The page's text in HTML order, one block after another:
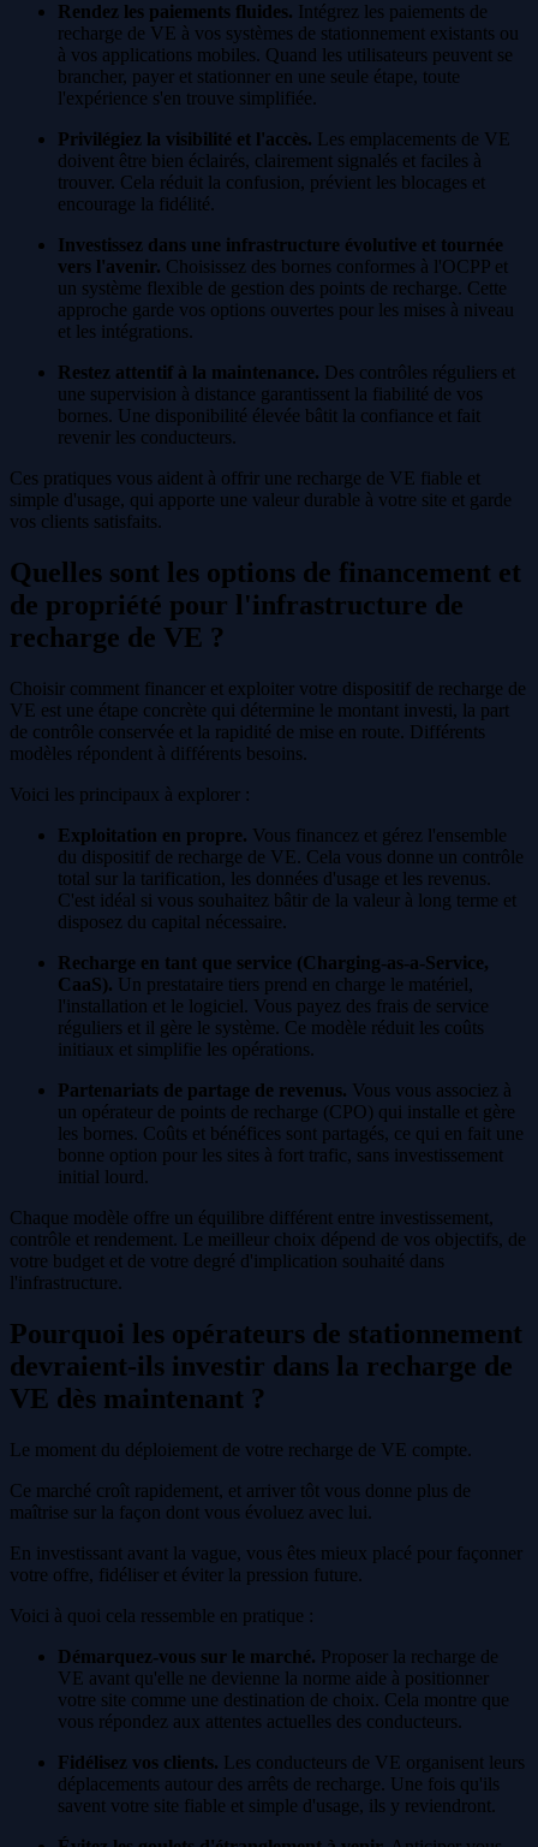
Rendez les paiements fluides. Intégrez les paiements de
recharge de VE à vos systèmes de stationnement existants ou
à vos applications mobiles. Quand les utilisateurs peuvent se
brancher, payer et stationner en une seule étape, toute
l'expérience s'en trouve simplifiée.
Privilégiez la visibilité et l'accès. Les emplacements de VE
doivent être bien éclairés, clairement signalés et faciles à
trouver. Cela réduit la confusion, prévient les blocages et
encourage la fidélité.
Investissez dans une infrastructure évolutive et tournée
vers l'avenir. Choisissez des bornes conformes à l'OCPP et
un système flexible de gestion des points de recharge. Cette
approche garde vos options ouvertes pour les mises à niveau
et les intégrations.
Restez attentif à la maintenance. Des contrôles réguliers et
une supervision à distance garantissent la fiabilité de vos
bornes. Une disponibilité élevée bâtit la confiance et fait
revenir les conducteurs.
Ces pratiques vous aident à offrir une recharge de VE fiable et
simple d'usage, qui apporte une valeur durable à votre site et garde
vos clients satisfaits.
Quelles sont les options de financement et
de propriété pour l'infrastructure de
recharge de VE ?
Choisir comment financer et exploiter votre dispositif de recharge de
VE est une étape concrète qui détermine le montant investi, la part
de contrôle conservée et la rapidité de mise en route. Différents
modèles répondent à différents besoins.
Voici les principaux à explorer :
Exploitation en propre. Vous financez et gérez l'ensemble
du dispositif de recharge de VE. Cela vous donne un contrôle
total sur la tarification, les données d'usage et les revenus.
C'est idéal si vous souhaitez bâtir de la valeur à long terme et
disposez du capital nécessaire.
Recharge en tant que service (Charging-as-a-Service,
CaaS). Un prestataire tiers prend en charge le matériel,
l'installation et le logiciel. Vous payez des frais de service
réguliers et il gère le système. Ce modèle réduit les coûts
initiaux et simplifie les opérations.
Partenariats de partage de revenus. Vous vous associez à
un opérateur de points de recharge (CPO) qui installe et gère
les bornes. Coûts et bénéfices sont partagés, ce qui en fait une
bonne option pour les sites à fort trafic, sans investissement
initial lourd.
Chaque modèle offre un équilibre différent entre investissement,
contrôle et rendement. Le meilleur choix dépend de vos objectifs, de
votre budget et de votre degré d'implication souhaité dans
l'infrastructure.
Pourquoi les opérateurs de stationnement
devraient-ils investir dans la recharge de
VE dès maintenant ?
Le moment du déploiement de votre recharge de VE compte.
Ce marché croît rapidement, et arriver tôt vous donne plus de
maîtrise sur la façon dont vous évoluez avec lui.
En investissant avant la vague, vous êtes mieux placé pour façonner
votre offre, fidéliser et éviter la pression future.
Voici à quoi cela ressemble en pratique :
Démarquez-vous sur le marché. Proposer la recharge de
VE avant qu'elle ne devienne la norme aide à positionner
votre site comme une destination de choix. Cela montre que
vous répondez aux attentes actuelles des conducteurs.
Fidélisez vos clients. Les conducteurs de VE organisent leurs
déplacements autour des arrêts de recharge. Une fois qu'ils
savent votre site fiable et simple d'usage, ils y reviendront.